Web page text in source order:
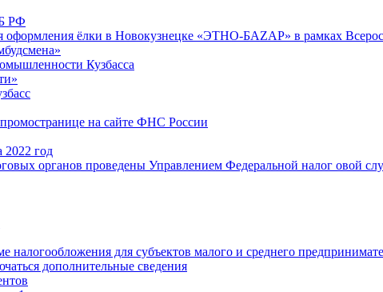
РФ
оформления ёлки в Новокузнецке «ЭТНО-БАZАР» в рамках
Кузбасса
на сайте ФНС России
2022 год
органов проведены Управлением Федеральной налог овой
налогообложения для субъектов малого и среднего
дополнительные сведения